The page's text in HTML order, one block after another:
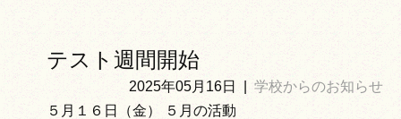
テスト週間開始
2025年05月16日
学校からのお知らせ
５月１６日（金） ５月の活動